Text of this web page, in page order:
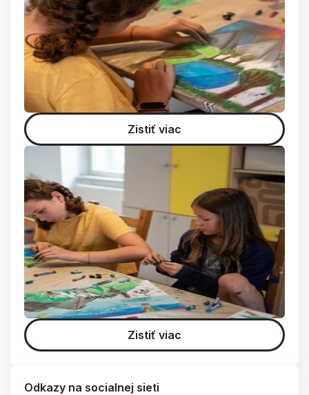
Zistiť viac
Zistiť viac
Odkazy na socialnej sieti